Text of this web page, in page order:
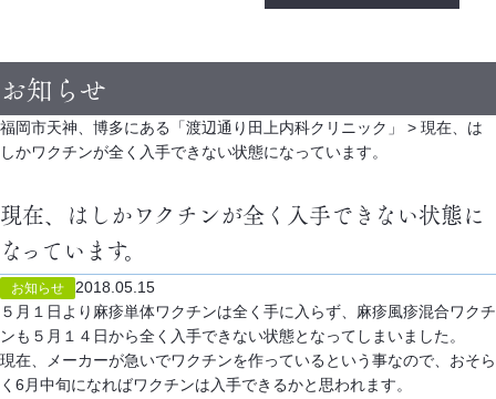
お知らせ
福岡市天神、博多にある「渡辺通り田上内科クリニック」 > 現在、は
しかワクチンが全く入手できない状態になっています。
現在、はしかワクチンが全く入手できない状態に
なっています。
お知らせ
2018.05.15
５月１日より麻疹単体ワクチンは全く手に入らず、麻疹風疹混合ワクチ
ンも５月１４日から全く入手できない状態となってしまいました。
現在、メーカーが急いでワクチンを作っているという事なので、おそら
く6月中旬になればワクチンは入手できるかと思われます。